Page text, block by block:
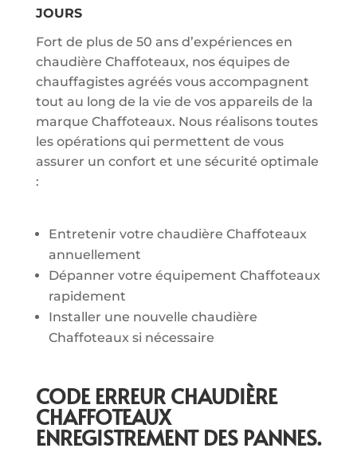
JOURS
Fort de plus de 50 ans d’expériences en
chaudière Chaffoteaux, nos équipes de
chauffagistes agréés vous accompagnent
tout au long de la vie de vos appareils de la
marque Chaffoteaux. Nous réalisons toutes
les opérations qui permettent de vous
assurer un confort et une sécurité optimale
:
Entretenir votre chaudière Chaffoteaux
annuellement
Dépanner votre équipement Chaffoteaux
rapidement
Installer une nouvelle chaudière
Chaffoteaux si nécessaire
CODE ERREUR CHAUDIÈRE
CHAFFOTEAUX
ENREGISTREMENT DES PANNES.